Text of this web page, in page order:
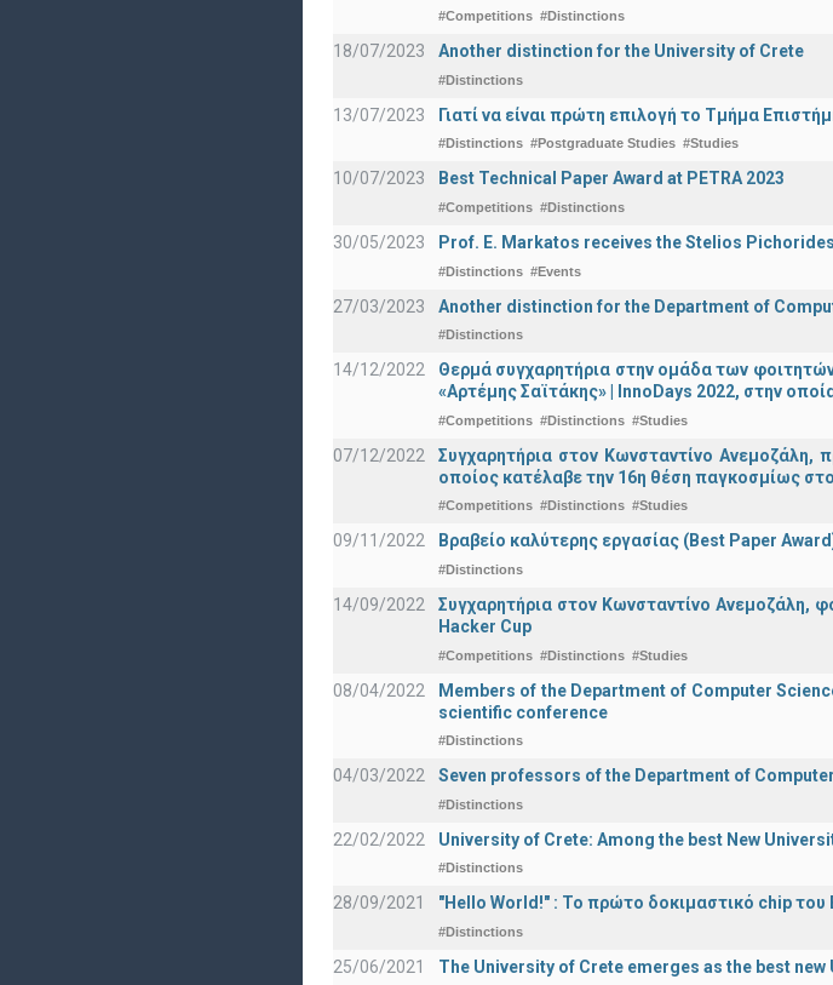
#Competitions #Distinctions
18/07/2023 Another distinction for the University of Crete
#Distinctions
13/07/2023 Γιατί να είναι πρώτη επιλογή το Τμήμα
#Distinctions #Postgraduate Studies #Studies
10/07/2023 Best Technical Paper Award at PETRA 2023
#Competitions #Distinctions
30/05/2023 Prof. E. Markatos receives the Stelios
#Distinctions #Events
27/03/2023 Another distinction for the Department of
#Distinctions
14/12/2022
Θερμά συγχαρητήρια στην ομάδα των
«Αρτέμης Σαϊτάκης» | InnoDays 2022, στην
#Competitions #Distinctions #Studies
07/12/2022
Συγχαρητήρια στον Κωνσταντίνο Ανεμοζάλη,
οποίος κατέλαβε την 16η θέση παγκοσμίως
#Competitions #Distinctions #Studies
09/11/2022 Βραβείο καλύτερης εργασίας (Best Paper
#Distinctions
14/09/2022
Συγχαρητήρια στον Κωνσταντίνο Ανεμοζάλη,
Hacker Cup
#Competitions #Distinctions #Studies
08/04/2022
Members of the Department of Computer
scientific conference
#Distinctions
04/03/2022 Seven professors of the Department of
#Distinctions
22/02/2022 University of Crete: Among the best New
#Distinctions
28/09/2021 "Hello World!" : Το πρώτο δοκιμαστικό chip του
#Distinctions
25/06/2021 The University of Crete emerges as the best